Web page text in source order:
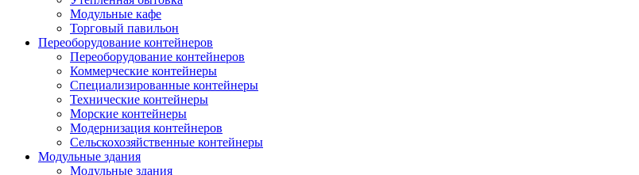
Модульные кафе
Торговый павильон
Переоборудование контейнеров
Переоборудование контейнеров
Коммерческие контейнеры
Специализированные контейнеры
Технические контейнеры
Морские контейнеры
Модернизация контейнеров
Сельскохозяйственные контейнеры
Модульные здания
Модульные здания